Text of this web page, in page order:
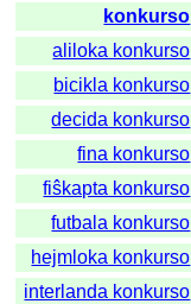
konkurso
aliloka konkurso
bicikla konkurso
decida konkurso
fina konkurso
fiŝkapta konkurso
futbala konkurso
hejmloka konkurso
interlanda konkurso